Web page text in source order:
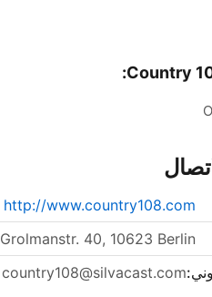
http://www.country108.com
Grolmanstr. 40, 10623 Berlin
country108@silvacast.com